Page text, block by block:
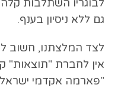
לבוגריו השתלבות
גם ללא ניסיון בענף.
לצד המלצתנו, חשוב
אין לחברת "תוצאות"
"פארמה אקדמי